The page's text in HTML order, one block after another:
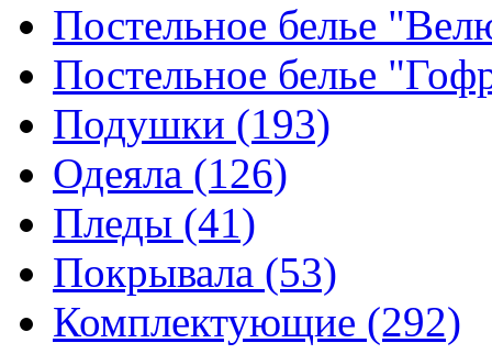
Постельное белье
Постельное белье
Подушки (193)
Одеяла (126)
Пледы (41)
Покрывала (53)
Комплектующие (292)